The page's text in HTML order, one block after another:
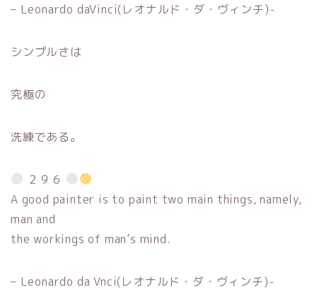
– Leonardo daVinci(レオナルド・ダ・ヴィンチ)-
シンプルさは
究極の
洗練である。
２９６
A good painter is to paint two main things, namely,
man and
the workings of man’s mind.
– Leonardo da Vnci(レオナルド・ダ・ヴィンチ)-